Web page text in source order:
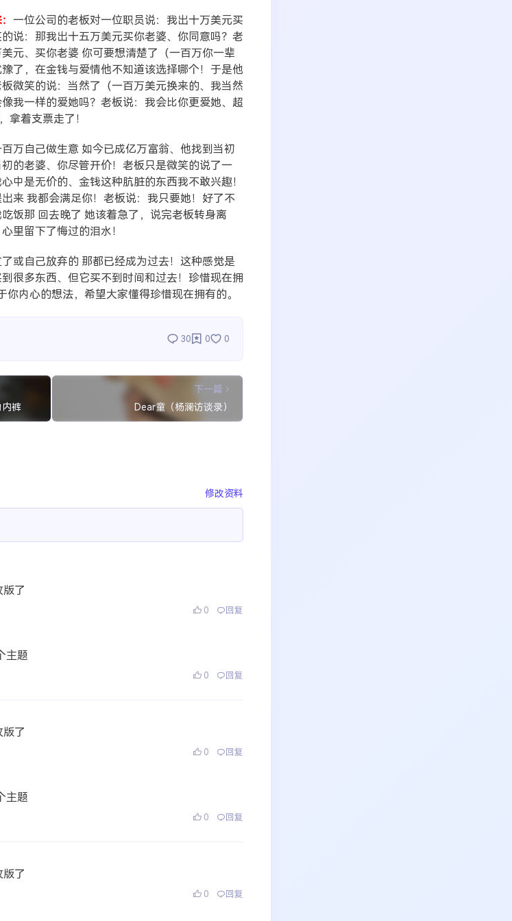
一位公司的老板对一位职员说：我出十万美元买
说：那我出十五万美元买你老婆、你同意吗？老
元、买你老婆 你可要想清楚了（一百万你一辈
了，在金钱与爱情他不知道该选择哪个！于是他
微笑的说：当然了（一百万美元换来的、我当然
我一样的爱她吗？老板说：我会比你更爱她、超
拿着支票走了！
万自己做生意 如今已成亿万富翁、他找到当初
的老婆、你尽管开价！老板只是微笑的说了一
中是无价的、金钱这种肮脏的东西我不敢兴趣！
来 我都会满足你！老板说：我只要她！好了不
饭那 回去晚了 她该着急了，说完老板转身离
里留下了悔过的泪水！
或自己放弃的 那都已经成为过去！这种感觉是
很多东西、但它买不到时间和过去！珍惜现在拥
你内心的想法，希望大家懂得珍惜现在拥有的。
30 0 0
裤
下一篇
Dear童（杨澜访谈录）
修改资料
版了
0 回复
主题
0 回复
版了
0 回复
主题
0 回复
版了
0 回复